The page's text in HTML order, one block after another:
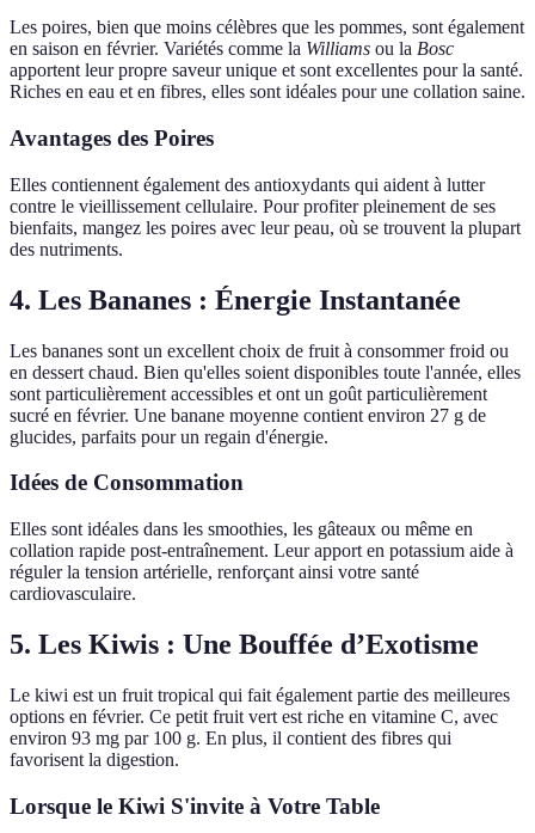
Les poires, bien que moins célèbres que les pommes, sont également
en saison en février. Variétés comme la Williams ou la Bosc
apportent leur propre saveur unique et sont excellentes pour la santé.
Riches en eau et en fibres, elles sont idéales pour une collation saine.
Avantages des Poires
Elles contiennent également des antioxydants qui aident à lutter
contre le vieillissement cellulaire. Pour profiter pleinement de ses
bienfaits, mangez les poires avec leur peau, où se trouvent la plupart
des nutriments.
4. Les Bananes : Énergie Instantanée
Les bananes sont un excellent choix de fruit à consommer froid ou
en dessert chaud. Bien qu'elles soient disponibles toute l'année, elles
sont particulièrement accessibles et ont un goût particulièrement
sucré en février. Une banane moyenne contient environ 27 g de
glucides, parfaits pour un regain d'énergie.
Idées de Consommation
Elles sont idéales dans les smoothies, les gâteaux ou même en
collation rapide post-entraînement. Leur apport en potassium aide à
réguler la tension artérielle, renforçant ainsi votre santé
cardiovasculaire.
5. Les Kiwis : Une Bouffée d’Exotisme
Le kiwi est un fruit tropical qui fait également partie des meilleures
options en février. Ce petit fruit vert est riche en vitamine C, avec
environ 93 mg par 100 g. En plus, il contient des fibres qui
favorisent la digestion.
Lorsque le Kiwi S'invite à Votre Table